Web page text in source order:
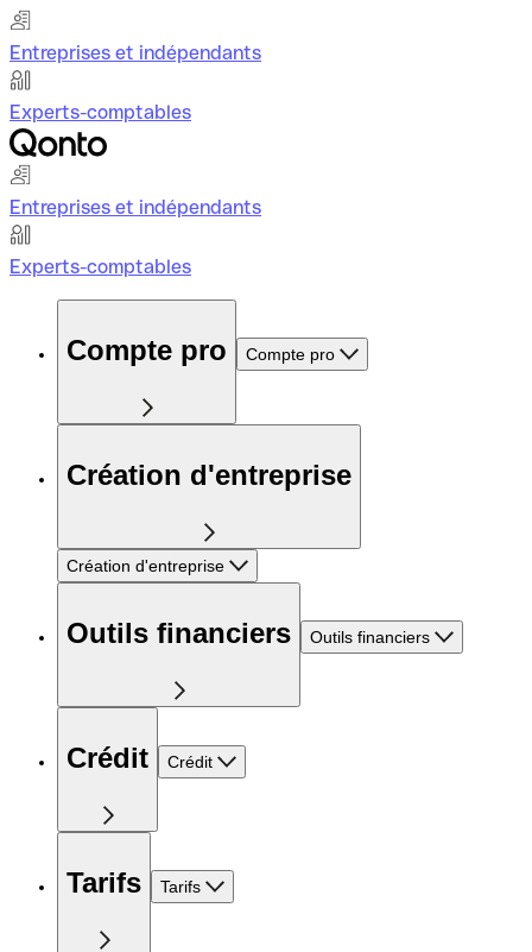
Entreprises et indépendants
Experts-comptables
Entreprises et indépendants
Experts-comptables
Compte pro Compte pro
Création d'entreprise
Création d'entreprise
Outils financiers Outils financiers
Crédit Crédit
Tarifs Tarifs